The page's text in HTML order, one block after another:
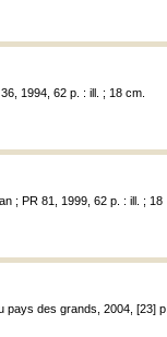
1994, 62 p. : ill. ; 18 cm.
; PR 81, 1999, 62 p. : ill. ; 18
pays des grands, 2004, [23] p.